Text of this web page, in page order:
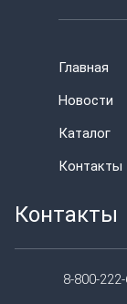
Главная
Новости
Каталог
Контакты
Контакты
8-800-